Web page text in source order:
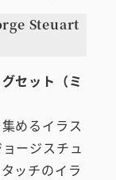
Steuart
セット（ミ
めるイラス
ージスチュ
ッチのイラ